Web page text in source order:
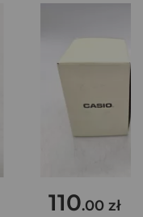
110.00 zł